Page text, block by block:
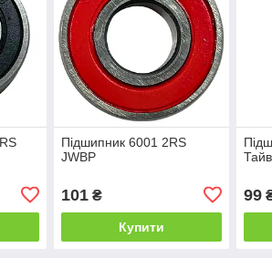
Підшипник 6001 2RS
JWBP
101₴
Купити
99